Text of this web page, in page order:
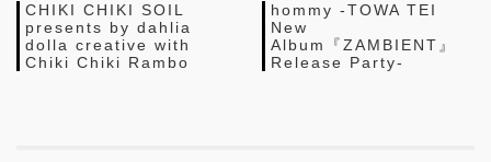
CHIKI CHIKI SOIL
presents by dahlia
dolla creative with
Chiki Chiki Rambo
hommy -TOWA TEI
New
Album『ZAMBIENT』
Release Party-